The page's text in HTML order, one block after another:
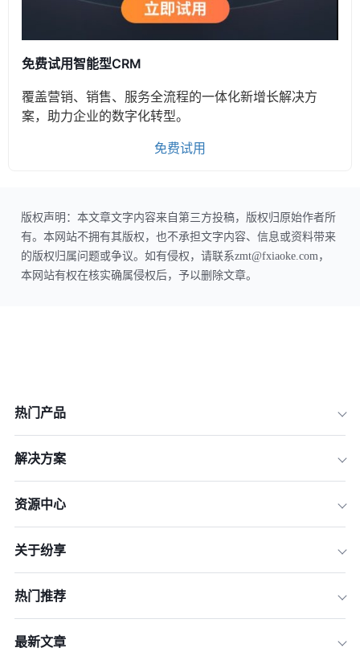
免费试用智能型CRM
覆盖营销、销售、服务全流程的一体化新增长解决方
案，助力企业的数字化转型。
免费试用
版权声明：本文章文字内容来自第三方投稿，版权归原始作者所
有。本网站不拥有其版权，也不承担文字内容、信息或资料带来
的版权归属问题或争议。如有侵权，请联系zmt@fxiaoke.com，
本网站有权在核实确属侵权后，予以删除文章。
热门产品
解决方案
资源中心
关于纷享
热门推荐
最新文章